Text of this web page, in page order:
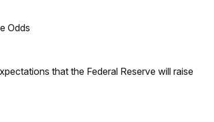
Odds
that the Federal Reserve will raise